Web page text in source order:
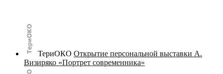
ТериОКО Открытие персональной выставки А.
Визиряко «Портрет современника»